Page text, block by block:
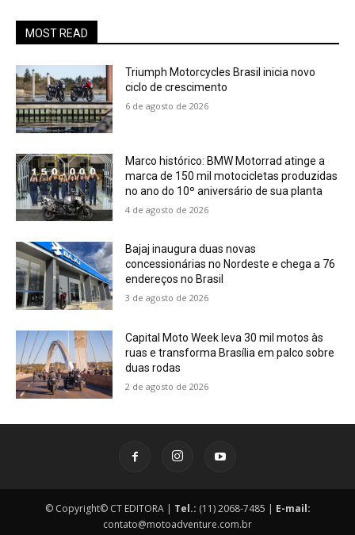
MOST READ
Triumph Motorcycles Brasil inicia novo
ciclo de crescimento
6 de agosto de 2026
Marco histórico: BMW Motorrad atinge a
marca de 150 mil motocicletas produzidas
no ano do 10º aniversário de sua planta
4 de agosto de 2026
Bajaj inaugura duas novas
concessionárias no Nordeste e chega a 76
endereços no Brasil
3 de agosto de 2026
Capital Moto Week leva 30 mil motos às
ruas e transforma Brasília em palco sobre
duas rodas
2 de agosto de 2026
© Copyright© CT EDITORA | Tel.: (11) 2068-7485 | E-mail:
contato@motoadventure.com.br